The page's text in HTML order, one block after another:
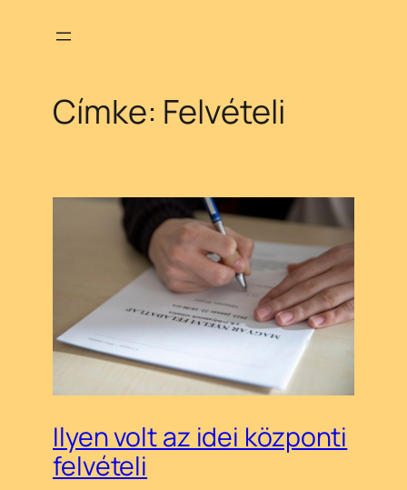
Címke: Felvételi
Ilyen volt az idei központi
felvételi